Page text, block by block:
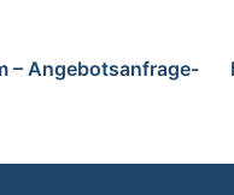
– Angebotsanfrage-